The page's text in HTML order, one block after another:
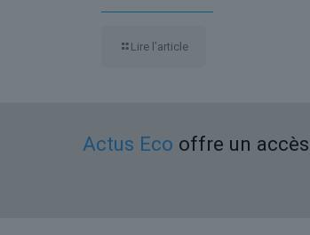
Lire l’article
Actus Eco offre un